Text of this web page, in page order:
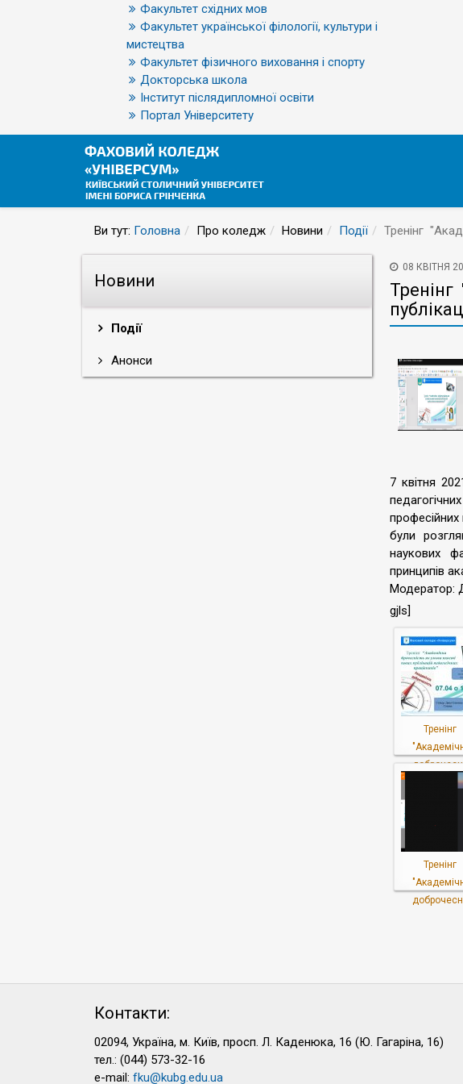
Факультет східних мов
Факультет української філології, культури і
мистецтва
Факультет фізичного виховання і спорту
Докторська школа
Інститут післядипломної освіти
Портал Університету
Ви тут: Головна Про коледж Новини Події Тренінг
Новини
Події
Анонси
08 КВІТНЯ
Тренінг
7 квітня
були
наукових
принципів
Модератор:
gjls]
Тренінг
Тренінг
Контакти:
02094, Україна, м. Київ, просп. Л. Каденюка, 16 (Ю. Гагаріна, 16)
тел.: (044) 573-32-16
e-mail: fku@kubg.edu.ua